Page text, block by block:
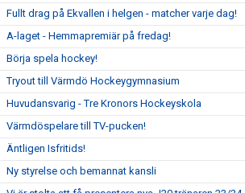
Fullt drag på Ekvallen i helgen - matcher varje dag!
A-laget - Hemmapremiär på fredag!
Börja spela hockey!
Tryout till Värmdö Hockeygymnasium
Huvudansvarig - Tre Kronors Hockeyskola
Värmdöspelare till TV-pucken!
Äntligen Isfritids!
Ny styrelse och bemannat kansli